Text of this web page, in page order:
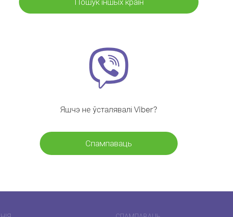
Яшчэ не ўсталявалі Viber?
Спампаваць